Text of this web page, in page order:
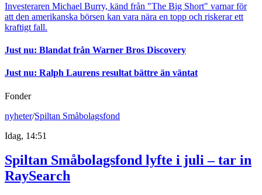
Investeraren Michael Burry, känd från "The Big Short" varnar för
att den amerikanska börsen kan vara nära en topp och riskerar ett
kraftigt fall.
Just nu: Blandat från Warner Bros Discovery
Just nu: Ralph Laurens resultat bättre än väntat
Fonder
nyheter/Spiltan Småbolagsfond
Idag, 14:51
Spiltan Småbolagsfond lyfte i juli – tar in
RaySearch